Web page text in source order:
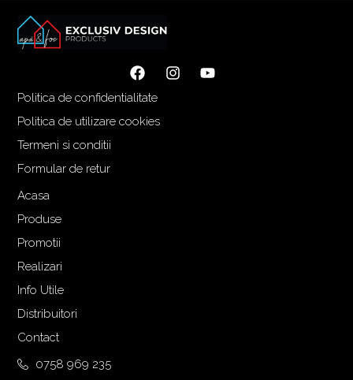
Politica de confidentialitate
Politica de utilizare cookies
Termeni si conditii
Formular de retur
Acasa
Produse
Promotii
Realizari
Info Utile
Distribuitori
Contact
0758 969 235